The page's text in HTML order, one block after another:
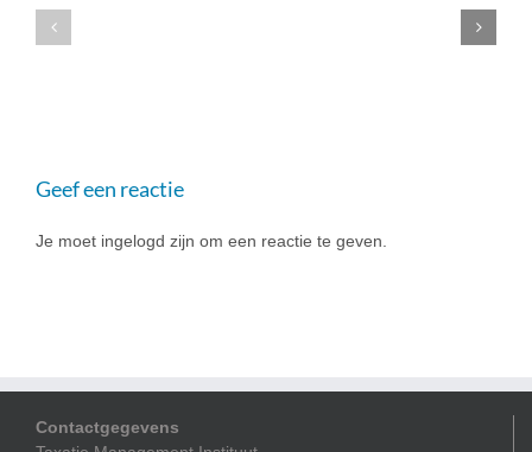
Geef een reactie
Je moet ingelogd zijn om een reactie te geven.
Contactgegevens